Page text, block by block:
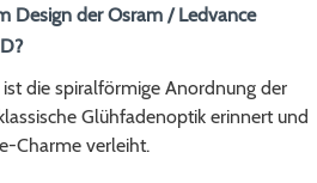
Design der Osram / Ledvance
die spiralförmige Anordnung der
Glühfadenoptik erinnert und
Charme verleiht.